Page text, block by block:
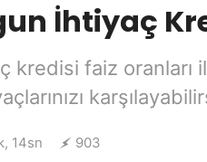
İhtiyaç
kredisi faiz oranları
14sn 903